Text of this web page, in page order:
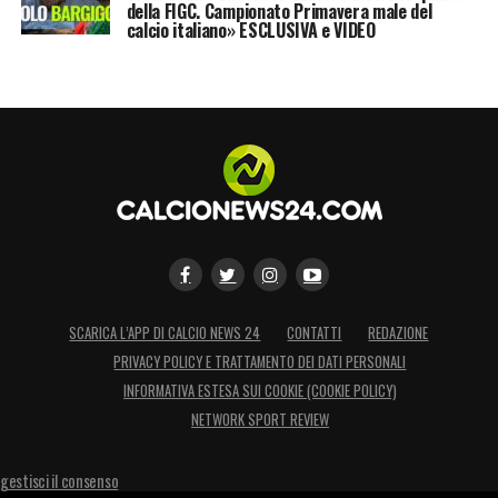
della FIGC. Campionato Primavera male del
calcio italiano» ESCLUSIVA e VIDEO
SCARICA L’APP DI CALCIO NEWS 24 CONTATTI
REDAZIONE
PRIVACY POLICY E TRATTAMENTO DEI DATI PERSONALI
INFORMATIVA ESTESA SUI COOKIE (COOKIE POLICY)
NETWORK SPORT REVIEW
gestisci il consenso